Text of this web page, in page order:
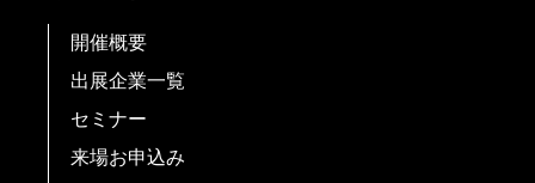
開催概要
出展企業一覧
セミナー
来場お申込み